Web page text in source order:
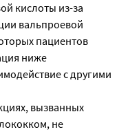
кислоты из-за
вальпроевой
пациентов
ниже
с другими
вызванных
не